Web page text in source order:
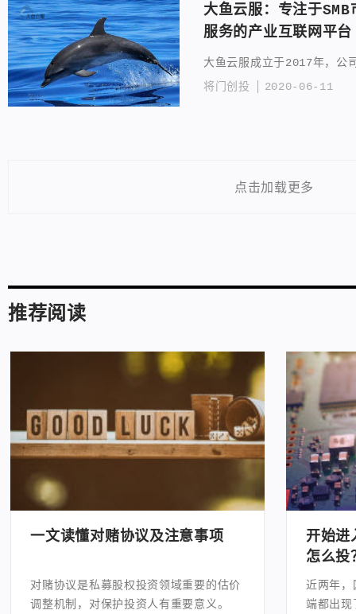
大鱼云服：专注于
服务的产业互联网平台
大鱼云服成立于2017年，公
将门创投
2020-06-11
点击加载更多
推荐阅读
一文读懂对赌协议及注意事项
对赌协议是私募股权投资领域重要的估价
调整机制，对保护投资人有重要意义。
开始进
怎么投
近两年，
端都出现